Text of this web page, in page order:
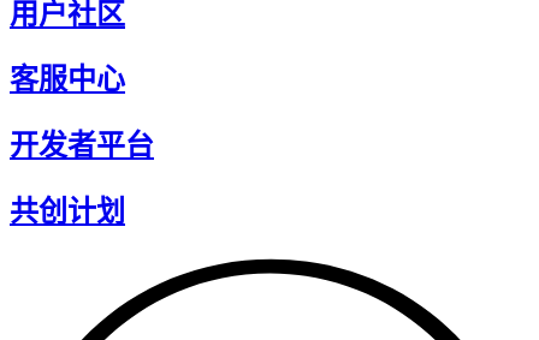
用户社区
客服中心
开发者平台
共创计划